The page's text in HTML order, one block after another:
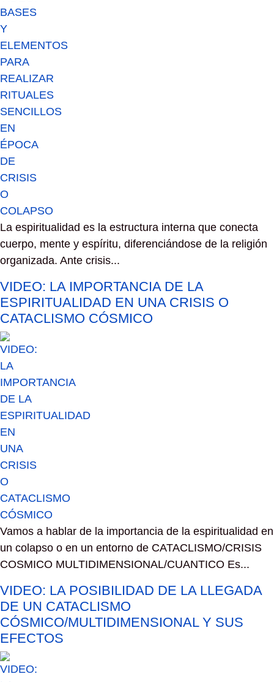
La espiritualidad es la estructura interna que conecta
cuerpo, mente y espíritu, diferenciándose de la religión
organizada. Ante crisis...
VIDEO: LA IMPORTANCIA DE LA
ESPIRITUALIDAD EN UNA CRISIS O
CATACLISMO CÓSMICO
Vamos a hablar de la importancia de la espiritualidad en
un colapso o en un entorno de CATACLISMO/CRISIS
COSMICO MULTIDIMENSIONAL/CUANTICO Es...
VIDEO: LA POSIBILIDAD DE LA LLEGADA
DE UN CATACLISMO
CÓSMICO/MULTIDIMENSIONAL Y SUS
EFECTOS